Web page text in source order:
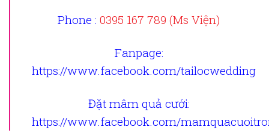
Phone : 0395 167 789 (Ms Viện)
Fanpage:
https://www.facebook.com/tailocwedding
Đặt mâm quả cưới:
https://www.facebook.com/